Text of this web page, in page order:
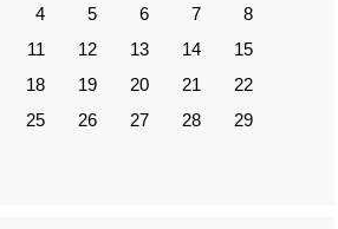
4 5 6 7
8
11 12 13 14
15
18 19 20 21
22
25 26 27 28
29